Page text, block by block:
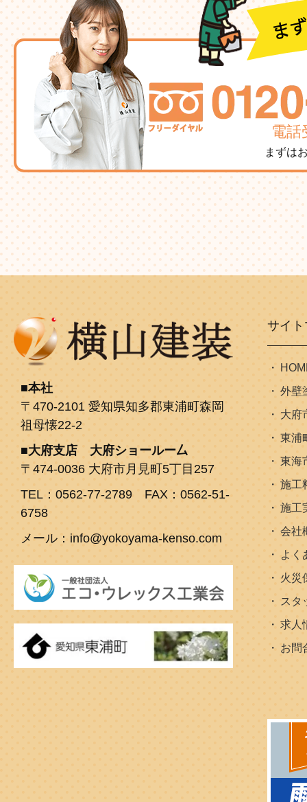
電話
まずは
本社
〒470-2101 愛知県知多郡東浦町森岡
祖母懐22-2
大府支店 大府ショールー厶
〒474-0036 大府市月見町5丁目257
TEL：0562-77-2789 FAX：0562-51-
6758
メール：info@yokoyama-kenso.com
サイ
外壁
大府
東浦
東海
施工
施工
会社
よく
火災
スタ
求人
お問